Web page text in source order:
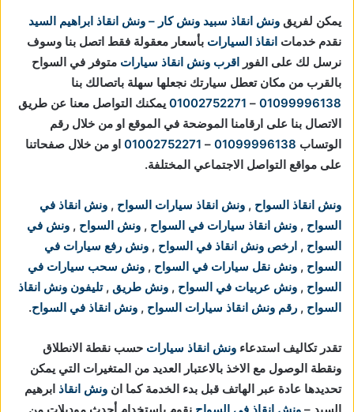
يمكن لفريق ونش انقاذ سبيد ونش كار – ونش انقاذ ابراهيم السيد
نقدم خدمات انقاذ السيارات بأسعار معقولة فقط اتصل بنا وسوف
نرسل لك على الفور
اقرب ونش انقاذ سيارات متوفر في السواح
بالقرب من مكان تعطل سيارتك نجعلها سهلة باتصالك بنا
01099996138
–
01002752271 يمكنك التواصل معنا عن طريق
الاتصال بنا على ارقامنا الموضحة في الموقع او من خلال رقم
الوتساب 01099996138
–
01002752271 او من خلال صفحاتنا
على مواقع التواصل الاجتماعي المختلفة.
ونش انقاذ السواح , ونش انقاذ سيارات السواح , ونش انقاذ في
السواح , ونش انقاذ سيارات في السواح , ونش السواح , ونش في
السواح , ارخص ونش انقاذ في السواح , ونش رفع سيارات في
السواح , ونش نقل سيارات في السواح , ونش سحب سيارات في
السواح , ونش عربيات في السواح , ونش طريق ,تليفون ونش انقاذ
السواح , رقم ونش انقاذ سيارات السواح , ونش انقاذ في السواح.
تقدر تكاليف استدعاء ونش انقاذ سيارات حسب نقطة الانطلاق
ونقطة الوصول مع الاخذ بالاعتبار العديد من المتغيرات التي يمكن
تحديدها عادة عبر الهاتف قبل بدء الخدمة كما ان ونش انقاذ ابرهيم